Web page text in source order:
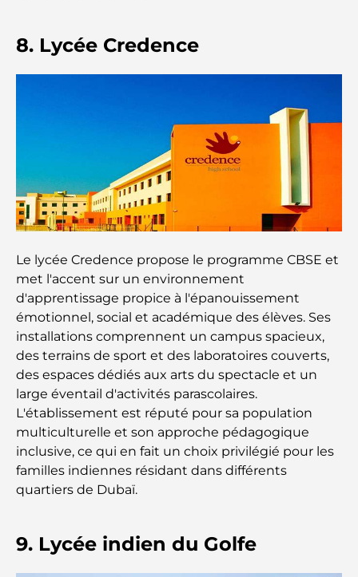
Activités à faire avec des enfants à Dubaï : un
Les meilleurs complexes hôteliers balnéaires de
Dubaï pour une escapade de luxe
Lieux romantiques à Dubaï pour des moments
inoubliables
Les meilleures options de séjour à Dubaï : Hôtels
Meilleurs restaurants pour un déjeuner d'affaires
au DIFC
Les marques de vêtements les plus chères au
monde
Architecture ottomane : un riche héritage d'art,
de culture et d'empire
Comment choisir un conseiller financier à Dubaï ?
8. Lycée Credence
Le lycée Credence propose le programme CBSE et
met l'accent sur un environnement
d'apprentissage propice à l'épanouissement
émotionnel, social et académique des élèves. Ses
installations comprennent un campus spacieux,
des terrains de sport et des laboratoires couverts,
des espaces dédiés aux arts du spectacle et un
large éventail d'activités parascolaires.
L'établissement est réputé pour sa population
multiculturelle et son approche pédagogique
inclusive, ce qui en fait un choix privilégié pour les
familles indiennes résidant dans différents
quartiers de Dubaï.
9. Lycée indien du Golfe